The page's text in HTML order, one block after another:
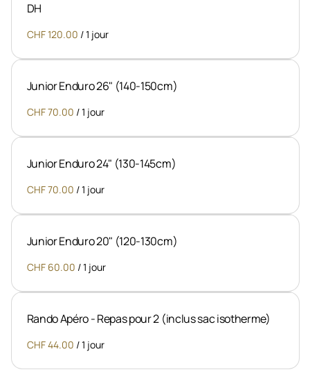
DH
/
Junior Enduro 26" (140-150cm)
/
Junior Enduro 24" (130-145cm)
/
Junior Enduro 20" (120-130cm)
/
Rando Apéro - Repas pour 2 (inclus sac isotherme)
/